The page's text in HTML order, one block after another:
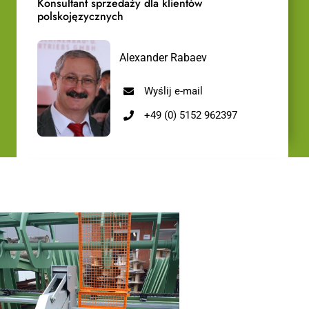
polskojęzycznych
Alexander Rabaev
Wyślij e-mail
+49 (0) 5152 962397